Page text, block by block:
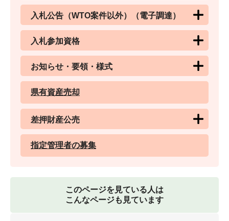
入札公告（WTO案件以外）（電子調達）
入札参加資格
お知らせ・要領・様式
県有資産売却
差押財産公売
指定管理者の募集
このページを見ている人は
こんなページも見ています